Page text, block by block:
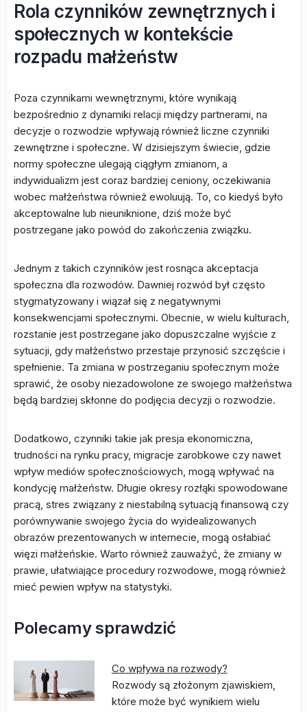
Rola czynników zewnętrznych i
społecznych w kontekście
rozpadu małżeństw
Poza czynnikami wewnętrznymi, które wynikają
bezpośrednio z dynamiki relacji między partnerami, na
decyzje o rozwodzie wpływają również liczne czynniki
zewnętrzne i społeczne. W dzisiejszym świecie, gdzie
normy społeczne ulegają ciągłym zmianom, a
indywidualizm jest coraz bardziej ceniony, oczekiwania
wobec małżeństwa również ewoluują. To, co kiedyś było
akceptowalne lub nieuniknione, dziś może być
postrzegane jako powód do zakończenia związku.
Jednym z takich czynników jest rosnąca akceptacja
społeczna dla rozwodów. Dawniej rozwód był często
stygmatyzowany i wiązał się z negatywnymi
konsekwencjami społecznymi. Obecnie, w wielu kulturach,
rozstanie jest postrzegane jako dopuszczalne wyjście z
sytuacji, gdy małżeństwo przestaje przynosić szczęście i
spełnienie. Ta zmiana w postrzeganiu społecznym może
sprawić, że osoby niezadowolone ze swojego małżeństwa
będą bardziej skłonne do podjęcia decyzji o rozwodzie.
Dodatkowo, czynniki takie jak presja ekonomiczna,
trudności na rynku pracy, migracje zarobkowe czy nawet
wpływ mediów społecznościowych, mogą wpływać na
kondycję małżeństw. Długie okresy rozłąki spowodowane
pracą, stres związany z niestabilną sytuacją finansową czy
porównywanie swojego życia do wyidealizowanych
obrazów prezentowanych w internecie, mogą osłabiać
więzi małżeńskie. Warto również zauważyć, że zmiany w
prawie, ułatwiające procedury rozwodowe, mogą również
mieć pewien wpływ na statystyki.
Polecamy sprawdzić
Co wpływa na rozwody?
Rozwody są złożonym zjawiskiem,
które może być wynikiem wielu